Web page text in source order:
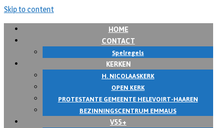
Skip to content
HOME
CONTACT
Spelregels
KERKEN
H. NICOLAASKERK
OPEN KERK
PROTESTANTE GEMEENTE HELEVOIRT-HAAREN
BEZINNINGSCENTRUM EMMAUS
V55+